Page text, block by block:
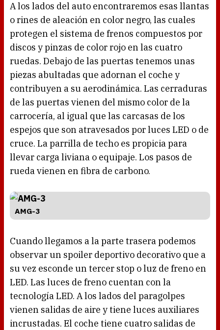
A los lados del auto encontraremos esas llantas
o rines de aleación en color negro, las cuales
protegen el sistema de frenos compuestos por
discos y pinzas de color rojo en las cuatro
ruedas. Debajo de las puertas tenemos unas
piezas abultadas que adornan el coche y
contribuyen a su aerodinámica. Las cerraduras
de las puertas vienen del mismo color de la
carrocería, al igual que las carcasas de los
espejos que son atravesados por luces LED o de
cruce. La parrilla de techo es propicia para
llevar carga liviana o equipaje. Los pasos de
rueda vienen en fibra de carbono.
AMG-3
Cuando llegamos a la parte trasera podemos
observar un spoiler deportivo decorativo que a
su vez esconde un tercer stop o luz de freno en
LED. Las luces de freno cuentan con la
tecnología LED. A los lados del paragolpes
vienen salidas de aire y tiene luces auxiliares
incrustadas. El coche tiene cuatro salidas de